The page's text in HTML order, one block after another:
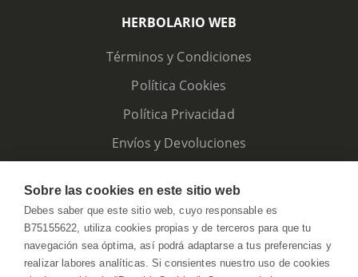
HERBOLARIO WEB
Términos y Condiciones
Política Cookies
Política Privacidad
Envíos y Devoluciones
Sobre las cookies en este sitio web
Debes saber que este sitio web, cuyo responsable es
B75155622, utiliza cookies propias y de terceros para que tu
navegación sea óptima, así podrá adaptarse a tus preferencias y
realizar labores analíticas. Si consientes nuestro uso de cookies